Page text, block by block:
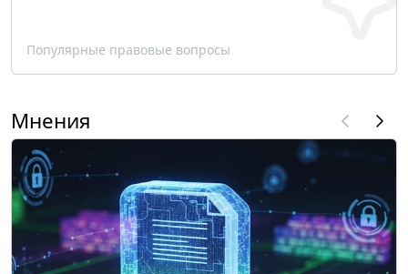
Популярные правовые вопросы
Мнения